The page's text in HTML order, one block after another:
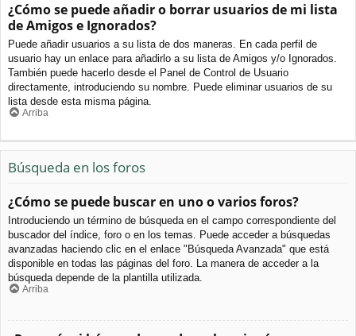
¿Cómo se puede añadir o borrar usuarios de mi lista
de Amigos e Ignorados?
Puede añadir usuarios a su lista de dos maneras. En cada perfil de
usuario hay un enlace para añadirlo a su lista de Amigos y/o Ignorados.
También puede hacerlo desde el Panel de Control de Usuario
directamente, introduciendo su nombre. Puede eliminar usuarios de su
lista desde esta misma página.
Arriba
Búsqueda en los foros
¿Cómo se puede buscar en uno o varios foros?
Introduciendo un término de búsqueda en el campo correspondiente del
buscador del índice, foro o en los temas. Puede acceder a búsquedas
avanzadas haciendo clic en el enlace "Búsqueda Avanzada" que está
disponible en todas las páginas del foro. La manera de acceder a la
búsqueda depende de la plantilla utilizada.
Arriba